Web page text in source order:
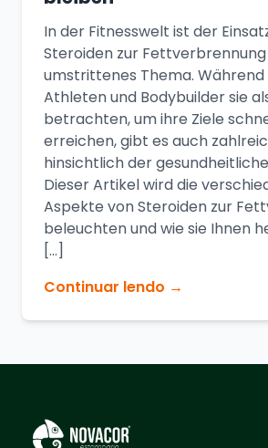
In der Fitnesswelt ist der
Steroiden zur
umstrittenes Thema. Während
Athleten und Bodybuilder sie
betrachten, um ihre Ziele
erreichen, gibt es auch
hinsichtlich der
Dieser Artikel wird die
Aspekte von Steroiden zur
beleuchten und wie sie Ihnen
[…]
Continuar lendo →